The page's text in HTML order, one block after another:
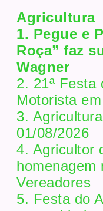
Agricultura
1. Pegue e
Roça” faz
Wagner
2. 21ª Festa
Motorista
3.
01/08/2026
4. Agricultor
homenagem
Vereadores
5. Festa do